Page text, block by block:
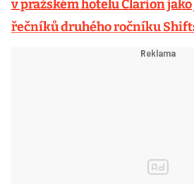
v pražském hotelu Clarion
řečníků druhého ročníku